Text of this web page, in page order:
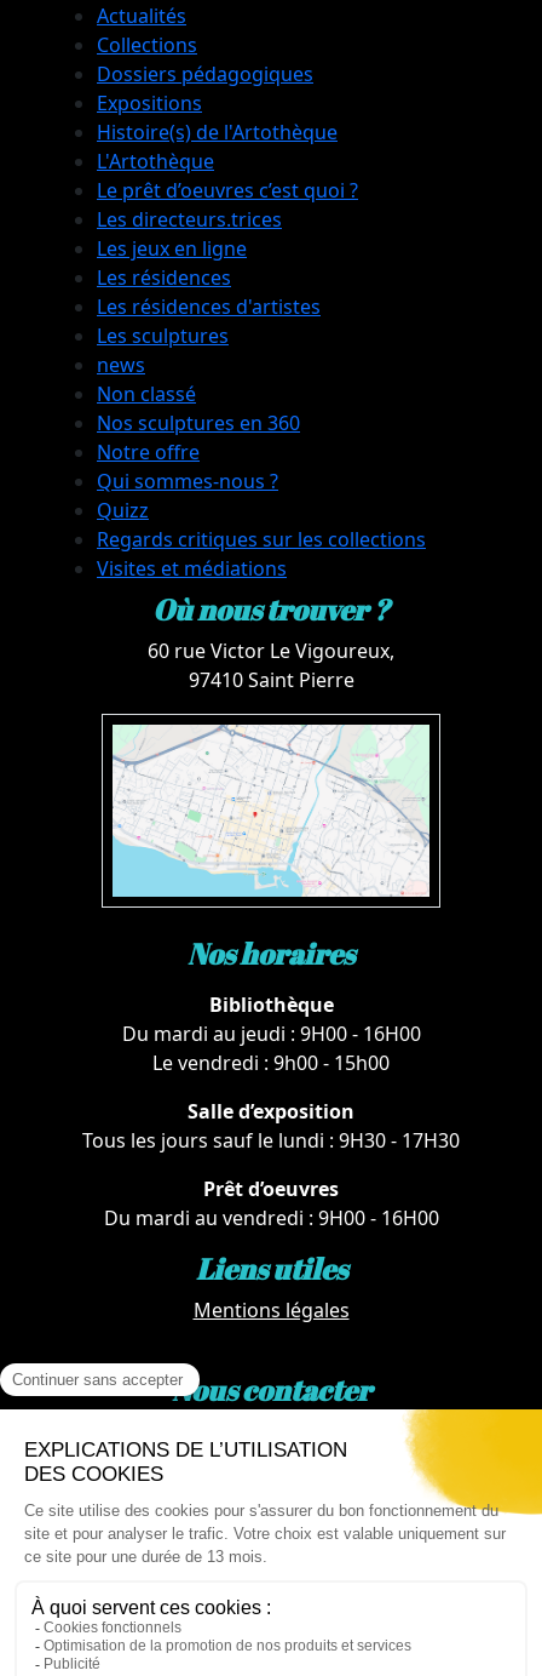
Actualités
Collections
Dossiers pédagogiques
Expositions
Histoire(s) de l'Artothèque
L'Artothèque
Le prêt d’oeuvres c’est quoi ?
Les directeurs.trices
Les jeux en ligne
Les résidences
Les résidences d'artistes
Les sculptures
news
Non classé
Nos sculptures en 360
Notre offre
Qui sommes-nous ?
Quizz
Regards critiques sur les collections
Visites et médiations
Où nous trouver ?
60 rue Victor Le Vigoureux,
97410 Saint Pierre
Nos horaires
Bibliothèque
Du mardi au jeudi : 9H00 - 16H00
Le vendredi : 9h00 - 15h00
Salle d’exposition
Tous les jours sauf le lundi : 9H30 - 17H30
Prêt d’oeuvres
Du mardi au vendredi : 9H00 - 16H00
Liens utiles
Mentions légales
Nous contacter
02 62 81 77 60
Via email :
artotheque@cg974.fr